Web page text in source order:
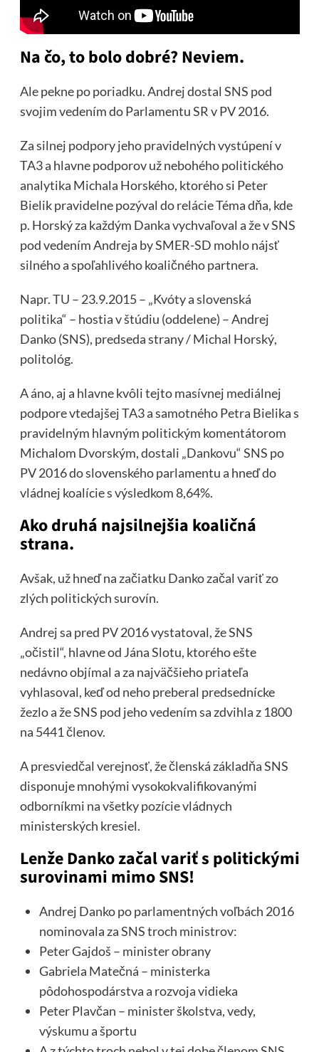
Na čo, to bolo dobré? Neviem.
Ale pekne po poriadku. Andrej dostal SNS pod
svojim vedením do Parlamentu SR v PV 2016.
Za silnej podpory jeho pravidelných vystúpení v
TA3 a hlavne podporov už nebohého politického
analytika Michala Horského, ktorého si Peter
Bielik pravidelne pozýval do relácie Téma dňa, kde
p. Horský za každým Danka vychvaľoval a že v SNS
pod vedením Andreja by SMER-SD mohlo nájsť
silného a spoľahlivého koaličného partnera.
Napr.TU – 23.9.2015 – „Kvóty a slovenská
politika“ – hostia v štúdiu (oddelene) – Andrej
Danko (SNS), predseda strany / Michal Horský,
politológ.
A áno, aj a hlavne kvôli tejto masívnej mediálnej
podpore vtedajšej TA3 a samotného Petra Bielika s
pravidelným hlavným politickým komentátorom
Michalom Dvorským, dostali „Dankovu“ SNS po
PV 2016 do slovenského parlamentu a hneď do
vládnej koalície s výsledkom 8,64%.
Ako druhá najsilnejšia koaličná
strana.
Avšak, už hneď na začiatku Danko začal variť zo
zlých politických surovín.
Andrej sa pred PV 2016 vystatoval, že SNS
„očistil“, hlavne od Jána Slotu, ktorého ešte
nedávno objímal a za najväčšieho priateľa
vyhlasoval, keď od neho preberal predsednícke
žezlo a že SNS pod jeho vedením sa zdvihla z 1800
na 5441 členov.
A presviedčal verejnosť, že členská základňa SNS
disponuje mnohými vysokokvalifikovanými
odborníkmi na všetky pozície vládnych
ministerských kresiel.
Lenže Danko začal variť s politickými
surovinami mimo SNS!
Andrej Danko po parlamentných voľbách 2016
nominovala za SNS troch ministrov:
Peter Gajdoš – minister obrany
Gabriela Matečná – ministerka
pôdohospodárstva a rozvoja vidieka
Peter Plavčan – minister školstva, vedy,
výskumu a športu